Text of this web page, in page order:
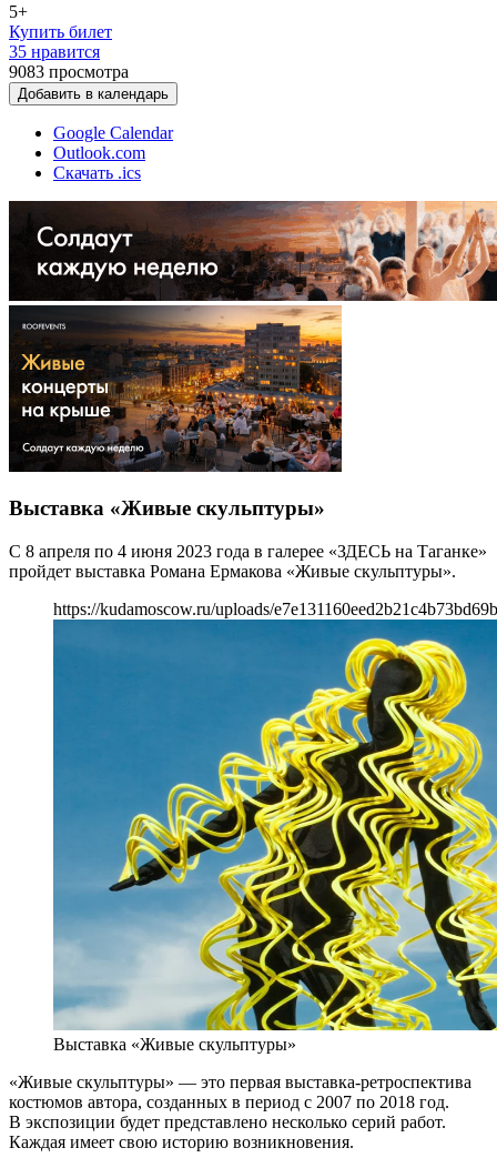
5+
Купить билет
35 нравится
9083 просмотра
Добавить в календарь
Google Calendar
Outlook.com
Скачать .ics
Выставка «Живые скульптуры»
С 8 апреля по 4 июня 2023 года в галерее «ЗДЕСЬ на Таганке»
пройдет выставка Романа Ермакова «Живые скульптуры».
https://kudamoscow.ru/uploads/
Выставка «Живые скульптуры»
«Живые скульптуры» — это первая выставка-ретроспектива
костюмов автора, созданных в период с 2007 по 2018 год.
В экспозиции будет представлено несколько серий работ.
Каждая имеет свою историю возникновения.